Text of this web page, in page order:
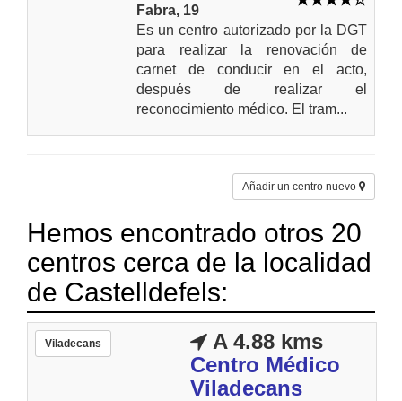
Fabra, 19
Es un centro autorizado por la DGT
para realizar la renovación de
carnet de conducir en el acto,
después de realizar el
reconocimiento médico. El tram...
Añadir un centro nuevo
Hemos encontrado otros 20
centros cerca de la localidad
de Castelldefels:
Viladecans
A 4.88 kms
Centro Médico
Viladecans